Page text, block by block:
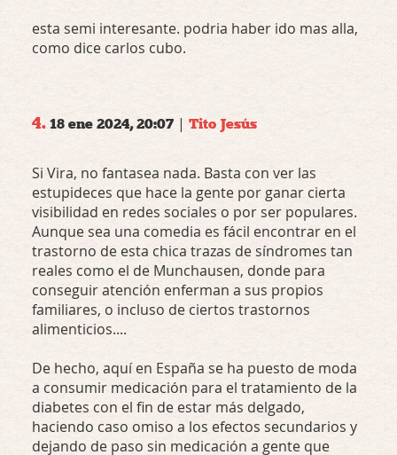
esta semi interesante. podria haber ido mas alla,
como dice carlos cubo.
4. 18 ene 2024, 20:07 | Tito Jesús
Si Vira, no fantasea nada. Basta con ver las
estupideces que hace la gente por ganar cierta
visibilidad en redes sociales o por ser populares.
Aunque sea una comedia es fácil encontrar en el
trastorno de esta chica trazas de síndromes tan
reales como el de Munchausen, donde para
conseguir atención enferman a sus propios
familiares, o incluso de ciertos trastornos
alimenticios....
De hecho, aquí en España se ha puesto de moda
a consumir medicación para el tratamiento de la
diabetes con el fin de estar más delgado,
haciendo caso omiso a los efectos secundarios y
dejando de paso sin medicación a gente que